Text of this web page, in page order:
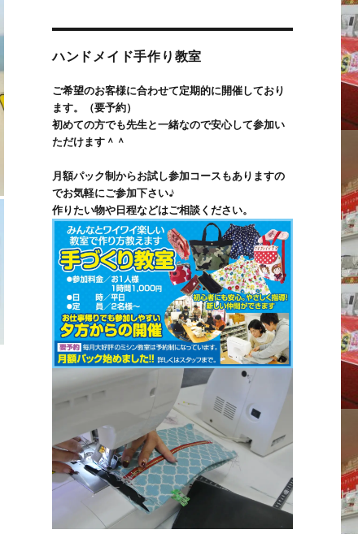
ハンドメイド手作り教室
ご希望のお客様に合わせて定期的に開催しており
ます。（要予約）
初めての方でも先生と一緒なので安心して参加い
ただけます＾＾
月額パック制からお試し参加コースもありますの
でお気軽にご参加下さい♪
作りたい物や日程などはご相談ください。